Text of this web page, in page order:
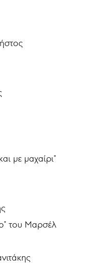
με μαχαίρι"
του Μαρσέλ